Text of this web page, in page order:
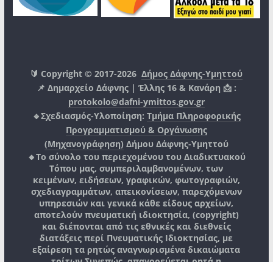
🔰 Copyright © 2017-2026Δήμος Δάφνης-Υμηττού
📌 Δημαρχείο Δάφνης | Έλλης 16 & Κανάρη 📩 :
protokolo@dafni-ymittos.gov.gr
🔹Σχεδιασμός-Υλοποίηση: Τμήμα Πληροφορικής
Προγραμματισμού & Οργάνωσης
(Μηχανογράφηση) Δήμου Δάφνης-Υμηττού
🔸Το σύνολο του περιεχομένου του Διαδικτυακού
Τόπου μας, συμπεριλαμβανομένων, των
κειμένων, ειδήσεων, γραφικών, φωτογραφιών,
σχεδιαγραμμάτων, απεικονίσεων, παρεχόμενων
υπηρεσιών και γενικά κάθε είδους αρχείων,
αποτελούν πνευματική ιδιοκτησία, (copyright)
και διέπονται από τις εθνικές και διεθνείς
διατάξεις περί Πνευματικής Ιδιοκτησίας, με
εξαίρεση τα ρητώς αναγνωρισμένα δικαιώματα